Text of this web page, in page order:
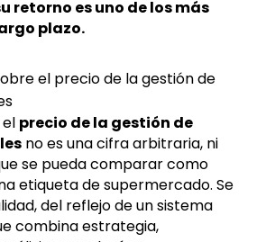
retorno es uno de los más
plazo.
el precio de la gestión de
precio de la gestión de
no es una cifra arbitraria, ni
se pueda comparar como
etiqueta de supermercado. Se
del reflejo de un sistema
combina estrategia,